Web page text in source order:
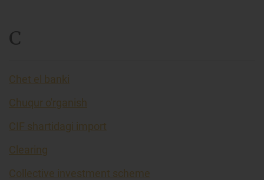
C
Chet el banki
Chuqur o'rganish
CIF shartidagi import
Clearing
Collective investment scheme